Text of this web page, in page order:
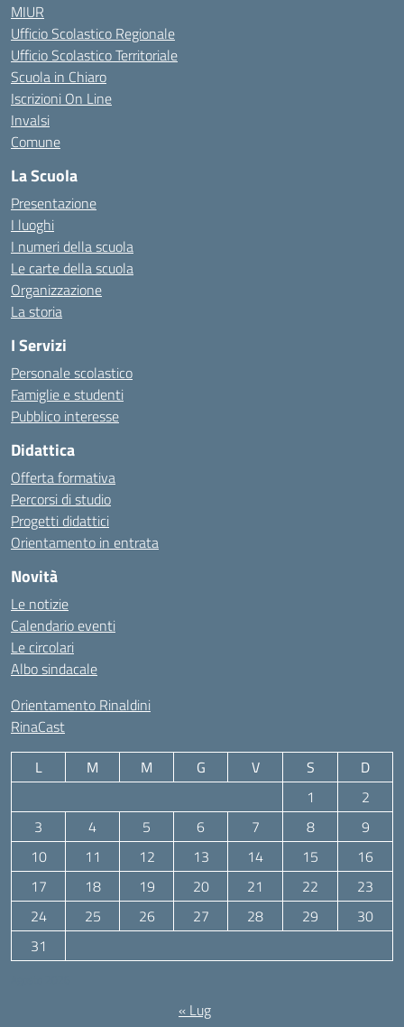
MIUR
Ufficio Scolastico Regionale
Ufficio Scolastico Territoriale
Scuola in Chiaro
Iscrizioni On Line
Invalsi
Comune
La Scuola
Presentazione
I luoghi
I numeri della scuola
Le carte della scuola
Organizzazione
La storia
I Servizi
Personale scolastico
Famiglie e studenti
Pubblico interesse
Didattica
Offerta formativa
Percorsi di studio
Progetti didattici
Orientamento in entrata
Novità
Le notizie
Calendario eventi
Le circolari
Albo sindacale
Orientamento Rinaldini
RinaCast
L M M G V S
D
1
2
3
4 5 6 7 8
9
10
11 12 13 14 15
16
17
18 19 20 21 22
23
24
25 26 27 28 29
30
31
« Lug